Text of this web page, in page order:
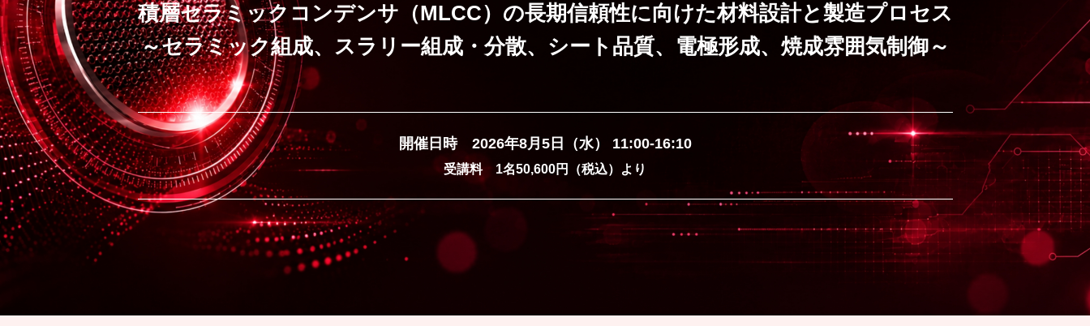
積層セラミックコンデンサ（MLCC）の長期信頼性に向けた材料設計と製造プロセス
～セラミック組成、スラリー組成・分散、シート品質、電極形成、焼成雰囲気制御～
開催日時 2026年8月5日（水） 11:00-16:10
受講料 1名50,600円（税込）より